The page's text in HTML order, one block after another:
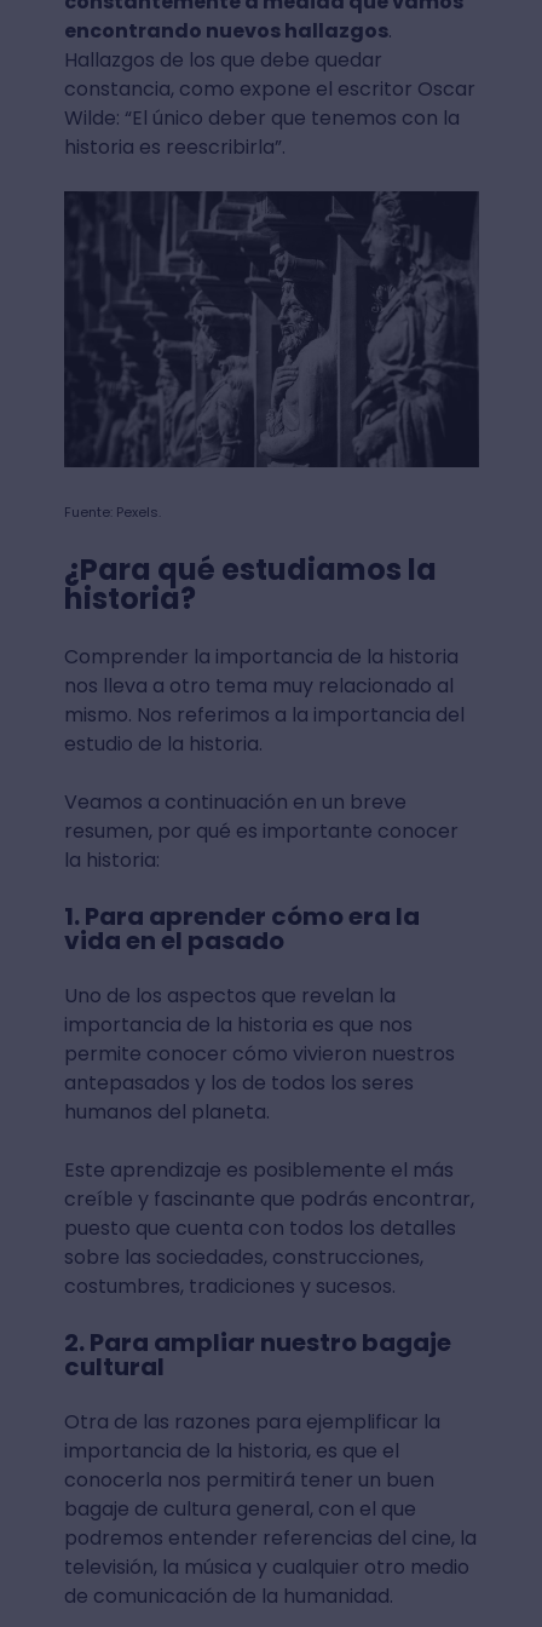
encontrando nuevos hallazgos.
Hallazgos de los que debe quedar
constancia, como expone el escritor Oscar
Wilde: “El único deber que tenemos con la
historia es reescribirla”.
Fuente: Pexels.
¿Para qué estudiamos la
historia?
Comprender la importancia de la historia
nos lleva a otro tema muy relacionado al
mismo. Nos referimos a la importancia del
estudio de la historia.
Veamos a continuación en un breve
resumen, por qué es importante conocer
la historia:
1. Para aprender cómo era la
vida en el pasado
Uno de los aspectos que revelan la
importancia de la historia es que nos
permite conocer cómo vivieron nuestros
antepasados y los de todos los seres
humanos del planeta.
Este aprendizaje es posiblemente el más
creíble y fascinante que podrás encontrar,
puesto que cuenta con todos los detalles
sobre las sociedades, construcciones,
costumbres, tradiciones y sucesos.
2. Para ampliar nuestro bagaje
cultural
Otra de las razones para ejemplificar la
importancia de la historia, es que el
conocerla nos permitirá tener un buen
bagaje de cultura general, con el que
podremos entender referencias del cine, la
televisión, la música y cualquier otro medio
de comunicación de la humanidad.